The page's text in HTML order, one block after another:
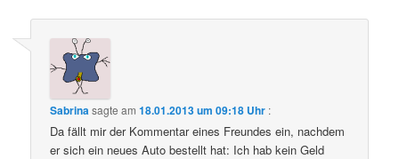
Sabrinasagte am18.01.2013 um 09:18 Uhr :
Da fällt mir der Kommentar eines Freundes ein, nachdem
er sich ein neues Auto bestellt hat: Ich hab kein Geld